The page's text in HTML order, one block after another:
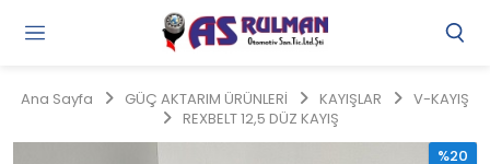
Ana Sayfa GÜÇ AKTARIM ÜRÜNLERİ KAYIŞLAR
V-KAYIŞ
REXBELT 12,5 DÜZ KAYIŞ
%20